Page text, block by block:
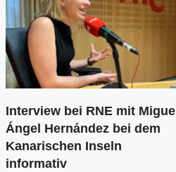
Interview bei RNE mit Miguel
Ángel Hernández bei dem
Kanarischen Inseln
informativ